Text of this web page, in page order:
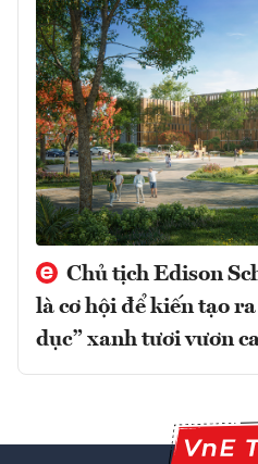
Chủ tịch Edison
là cơ hội để kiến tạo
dục” xanh tươi vươn